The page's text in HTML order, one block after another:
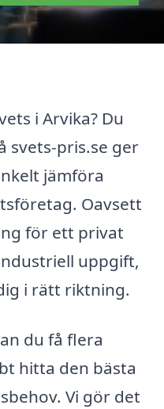
i Arvika? Du
svets-pris.se ger
jämföra
Oavsett
för ett privat
uppgift,
i rätt riktning.
du få flera
hitta den bästa
Vi gör det